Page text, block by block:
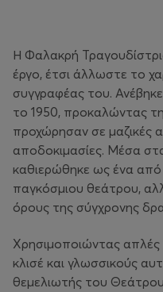
Η Φαλακρή
έργο, έτσι άλλωστε το
συγγραφέας του.
το 1950, προκαλώντας
προχώρησαν σε μαζικές
αποδοκιμασίες. Μέσα
καθιερώθηκε ως ένα
παγκόσμιου θεάτρου,
όρους της σύγχρονης
Χρησιμοποιώντας απλές
κλισέ και γλωσσικούς
θεμελιωτής του